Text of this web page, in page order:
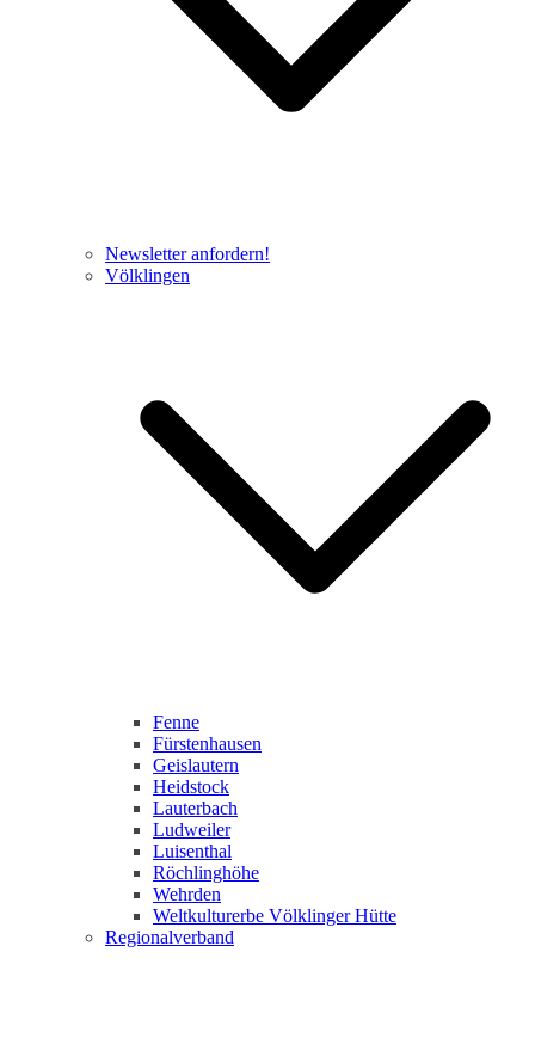
Newsletter anfordern!
Völklingen
Fenne
Fürstenhausen
Geislautern
Heidstock
Lauterbach
Ludweiler
Luisenthal
Röchlinghöhe
Wehrden
Weltkulturerbe Völklinger Hütte
Regionalverband